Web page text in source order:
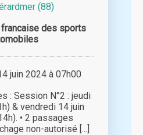
(88)
francaise des sports
juin 2024 à 07h00
: Session N°2 : jeudi
& vendredi 14 juin
• 2 passages
non-autorisé [...]